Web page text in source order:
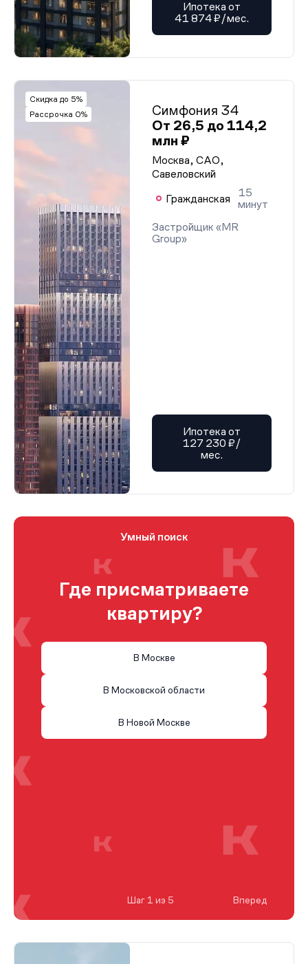
Ипотека от
41 874 ₽/мес.
Скидка до 5%
Рассрочка 0%
Симфония 34
От 26,5 до 114,2
млн ₽
Москва, САО,
Савеловский
Гражданская
15
минут
Застройщик «MR
Group»
Ипотека от
127 230 ₽/
мес.
Умный поиск
Где присматриваете
квартиру?
В Москве
В Московской области
В Новой Москве
Шаг 1 из 5 Вперед